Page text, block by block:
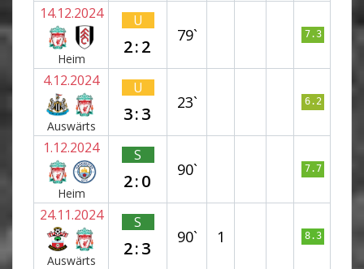
14.12.2024
Heim
U
2:2
79` 7.3
4.12.2024
Auswärts
U
3:3
23` 6.2
1.12.2024
Heim
S
2:0
90` 7.7
24.11.2024
Auswärts
S
2:3
90` 1 8.3